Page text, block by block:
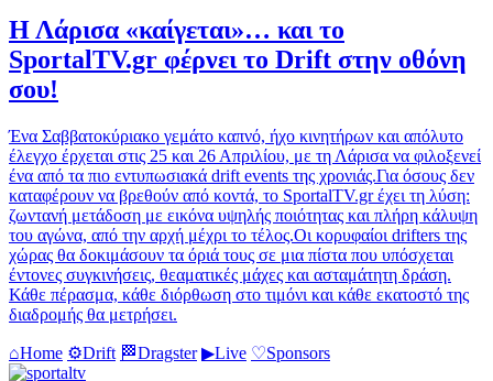
Η Λάρισα «καίγεται»… και το
SportalTV.gr φέρνει το Drift στην οθόνη
σου!
Ένα Σαββατοκύριακο γεμάτο καπνό, ήχο κινητήρων και απόλυτο
έλεγχο έρχεται στις 25 και 26 Απριλίου, με τη Λάρισα να φιλοξενεί
ένα από τα πιο εντυπωσιακά drift events της χρονιάς.Για όσους δεν
καταφέρουν να βρεθούν από κοντά, το SportalTV.gr έχει τη λύση:
ζωντανή μετάδοση με εικόνα υψηλής ποιότητας και πλήρη κάλυψη
του αγώνα, από την αρχή μέχρι το τέλος.Οι κορυφαίοι drifters της
χώρας θα δοκιμάσουν τα όριά τους σε μια πίστα που υπόσχεται
έντονες συγκινήσεις, θεαματικές μάχες και ασταμάτητη δράση.
Κάθε πέρασμα, κάθε διόρθωση στο τιμόνι και κάθε εκατοστό της
διαδρομής θα μετρήσει.
⌂Home ⚙Drift 🏁Dragster ▶Live ♡Sponsors